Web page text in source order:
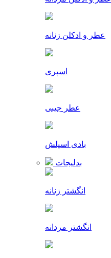
عطر و ادکلن زنانه
اسپری
عطر جیبی
بادی اسپلش
بدلیجات
انگشتر زنانه
انگشتر مردانه